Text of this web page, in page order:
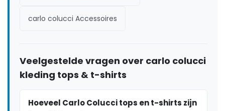
carlo colucci Accessoires
Veelgestelde vragen over carlo colucci
kleding tops & t-shirts
Hoeveel Carlo Colucci tops en t-shirts zijn